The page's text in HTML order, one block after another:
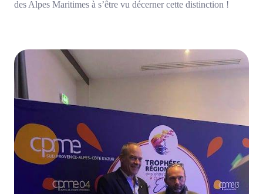
des Alpes Maritimes à s’être vu décerner cette distinction !